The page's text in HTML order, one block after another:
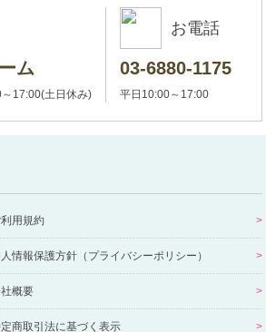
ム
17:00(土日休み)
お電話
03-6880-1175
平日10:00～17:00
利用規約
情報保護方針（プライバシーポリシー）
概要
商取引法に基づく表示